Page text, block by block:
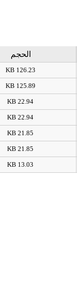
الحجم
126.23 KB
125.89 KB
22.94 KB
22.94 KB
21.85 KB
21.85 KB
13.03 KB